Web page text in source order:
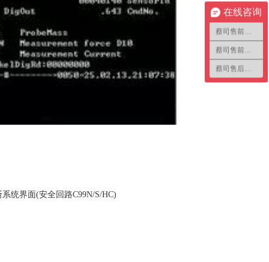
统界面(安全回路C99N/S/HC)
在线咨询
蔡司售前咨询1
蔡司售前咨询2
蔡司售后咨询